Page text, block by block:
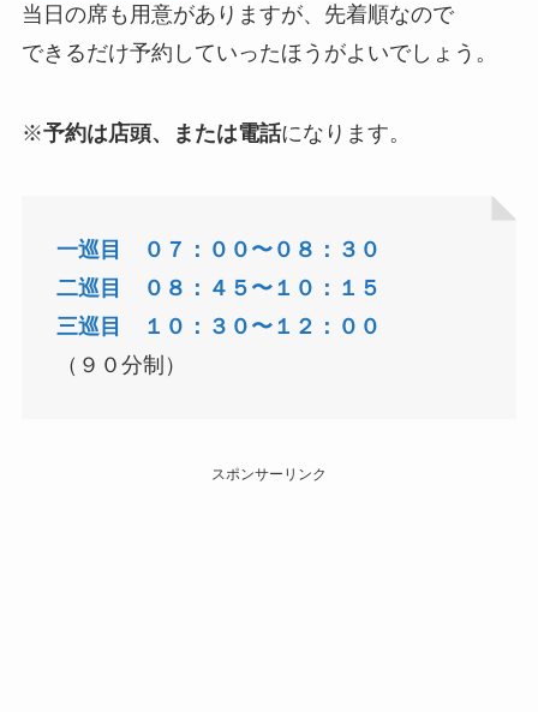
当日の席も用意がありますが、先着順なので
できるだけ予約していったほうがよいでしょう。
※予約は店頭、または電話になります。
一巡目 ０７：００〜０８：３０
二巡目 ０８：４５〜１０：１５
三巡目 １０：３０〜１２：００
（９０分制）
スポンサーリンク